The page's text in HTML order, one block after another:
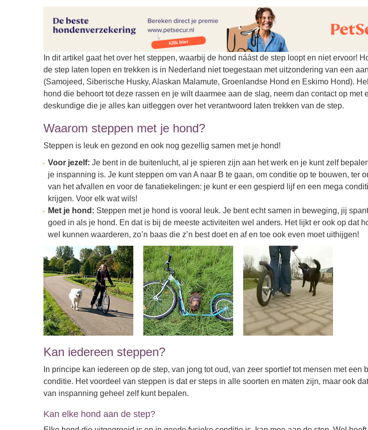
In dit artikel gaat het over het steppen, waarbij de hond náást de step loopt en niet ervoor!
de step laten lopen en trekken is in Nederland niet toegestaan met uitzondering van een
(Samojeed, Siberische Husky, Alaskan Malamute, Groenlandse Hond en Eskimo Hond).
hond die behoort tot deze rassen en je wilt daarmee aan de slag, neem dan contact op met
deskundige die je alles kan uitleggen over het verantwoord laten trekken van de step.
Waarom steppen met je hond?
Steppen is leuk en gezond en ook nog gezellig samen met je hond!
Voor jezelf: Je bent in de buitenlucht, al je spieren zijn aan het werk en je kunt zelf
je inspanning is. Je kunt steppen om van A naar B te gaan, om conditie op te bouwen, ter
van het afvallen en voor de fanatiekelingen: je kunt er een gespierd lijf en een mega
krijgen. Voor elk wat wils!
Met je hond: Steppen met je hond is vooral leuk. Je bent echt samen in beweging, jij
goed in als je hond. En dat is bij de meeste activiteiten wel anders. Het lijkt er ook op dat
wel kunnen waarderen, zo’n baas die z’n best doet en af en toe ook even moet uithijgen!
Kan iedereen steppen?
In principe kan iedereen op de step, van jong tot oud, van zeer sportief tot mensen met een
conditie. Het voordeel van steppen is dat er steps in alle soorten en maten zijn, maar ook
van inspanning geheel zelf kunt bepalen.
Kan elke hond aan de step?